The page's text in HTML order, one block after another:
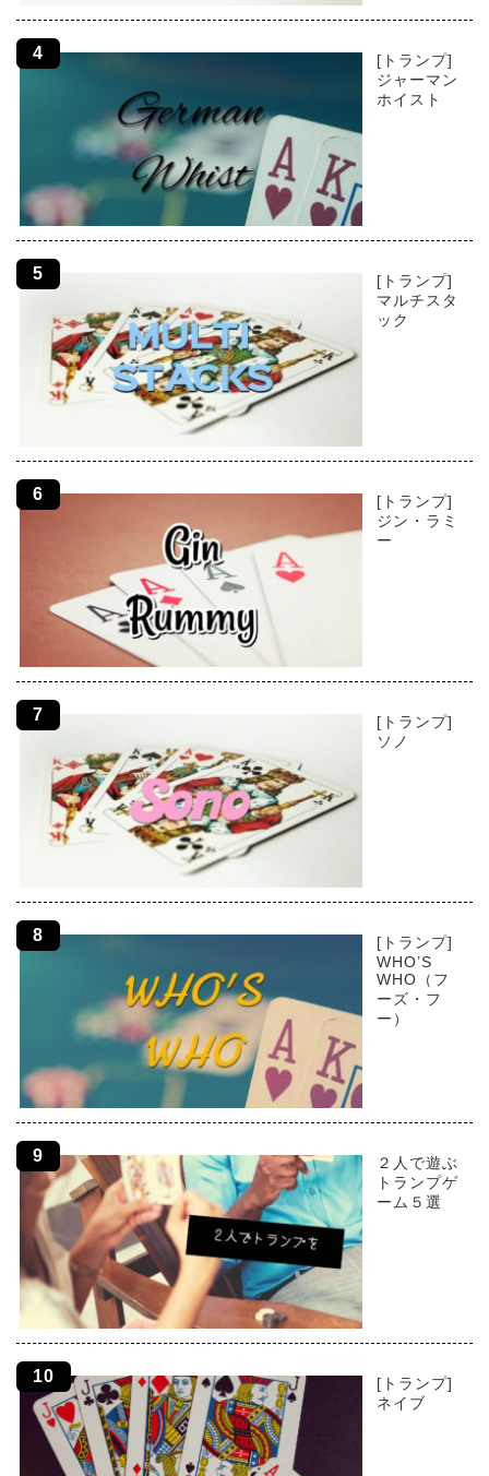
[トランプ]
ジャーマン
ホイスト
[トランプ]
マルチスタ
ック
[トランプ]
ジン・ラミ
ー
[トランプ]
ソノ
[トランプ]
WHO’S
WHO（フ
ーズ・フ
ー）
２人で遊ぶ
トランプゲ
ーム５選
[トランプ]
ネイブ